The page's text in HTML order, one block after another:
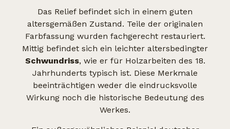
Das Relief befindet sich in einem guten
altersgemäßen Zustand. Teile der originalen
Farbfassung wurden fachgerecht restauriert.
Mittig befindet sich ein leichter altersbedingter
Schwundriss, wie er für Holzarbeiten des 18.
Jahrhunderts typisch ist. Diese Merkmale
beeinträchtigen weder die eindrucksvolle
Wirkung noch die historische Bedeutung des
Werkes.